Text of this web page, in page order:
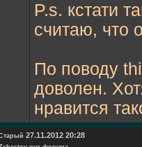
P.s. кстати
считаю, что
По поводу
доволен.
нравится
27.11.2012 20:28